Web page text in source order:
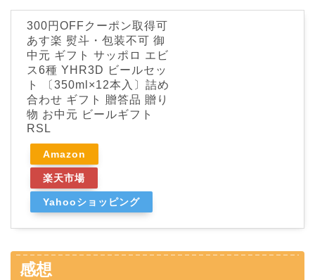
300円OFFクーポン取得可
あす楽 熨斗・包装不可 御
中元 ギフト サッポロ エビ
ス6種 YHR3D ビールセッ
ト 〔350ml×12本入〕詰め
合わせ ギフト 贈答品 贈り
物 お中元 ビールギフト
RSL
Amazon
楽天市場
Yahooショッピング
感想